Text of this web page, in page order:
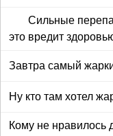
Сильные
это вредит
Завтра самый
Ну кто там хотел
Кому не нравилось